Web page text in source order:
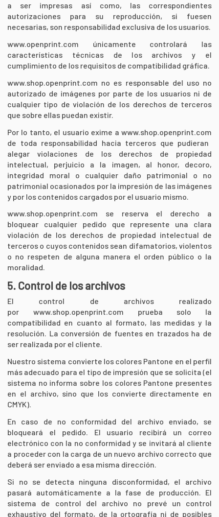
a ser impresas así como, las correspondientes
autorizaciones para su reproducción, si fuesen
necesarias, son responsabilidad exclusiva de los usuarios.
www.openprint.com únicamente controlará las
características técnicas de los archivos y el
cumplimiento de los requisitos de compatibilidad gráfica.
www.shop.openprint.com no es responsable del uso no
autorizado de imágenes por parte de los usuarios ni de
cualquier tipo de violación de los derechos de terceros
que sobre ellas puedan existir.
Por lo tanto, el usuario exime a www.shop.openprint.com
de toda responsabilidad hacia terceros que pudieran
alegar violaciones de los derechos de propiedad
intelectual, perjuicio a la imagen, al honor, decoro,
integridad moral o cualquier daño patrimonial o no
patrimonial ocasionados por la impresión de las imágenes
y por los contenidos cargados por el usuario mismo.
www.shop.openprint.com se reserva el derecho a
bloquear cualquier pedido que represente una clara
violación de los derechos de propiedad intelectual de
terceros o cuyos contenidos sean difamatorios, violentos
o no respeten de alguna manera el orden público o la
moralidad.
5. Control de los archivos
El control de archivos realizado
por www.shop.openprint.com prueba solo la
compatibilidad en cuanto al formato, las medidas y la
resolución. La conversión de fuentes en trazados ha de
ser realizada por el cliente.
Nuestro sistema convierte los colores Pantone en el perfil
más adecuado para el tipo de impresión que se solicita (el
sistema no informa sobre los colores Pantone presentes
en el archivo, sino que los convierte directamente en
CMYK).
En caso de no conformidad del archivo enviado, se
bloqueará el pedido. El usuario recibirá un correo
electrónico con la no conformidad y se invitará al cliente
a proceder con la carga de un nuevo archivo correcto que
deberá ser enviado a esa misma dirección.
Si no se detecta ninguna disconformidad, el archivo
pasará automáticamente a la fase de producción. El
sistema de control del archivo no prevé un control
exhaustivo del formato, de la ortografía ni de posibles